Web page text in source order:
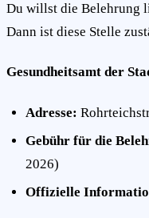
Du willst die Belehrung
Dann ist diese Stelle
Gesundheitsamt der
Adresse:
Gebühr für die
2026)
Offizielle